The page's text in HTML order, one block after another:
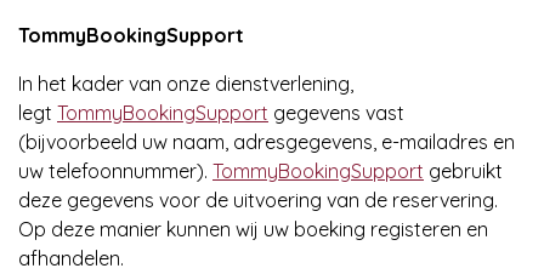
TommyBookingSupport
In het kader van onze dienstverlening,
legt TommyBookingSupport gegevens vast
(bijvoorbeeld uw naam, adresgegevens, e-mailadres en
uw telefoonnummer). TommyBookingSupport gebruikt
deze gegevens voor de uitvoering van de reservering.
Op deze manier kunnen wij uw boeking registeren en
afhandelen.